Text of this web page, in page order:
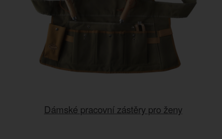
Dámské pracovní zástěry pro ženy